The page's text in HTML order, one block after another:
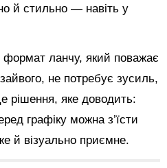
й стильно — навіть у
ланчу, який поважає
не потребує зусиль,
рішення, яке доводить:
графіку можна з’їсти
й візуально приємне.